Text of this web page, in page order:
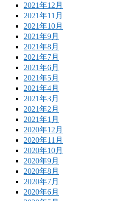
2021年12月
2021年11月
2021年10月
2021年9月
2021年8月
2021年7月
2021年6月
2021年5月
2021年4月
2021年3月
2021年2月
2021年1月
2020年12月
2020年11月
2020年10月
2020年9月
2020年8月
2020年7月
2020年6月